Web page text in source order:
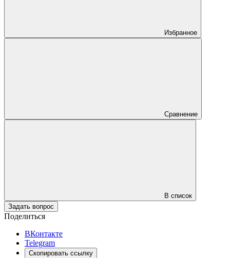
Избранное
Сравнение
В список
Задать вопрос
Поделиться
ВКонтакте
Telegram
Скопировать ссылку